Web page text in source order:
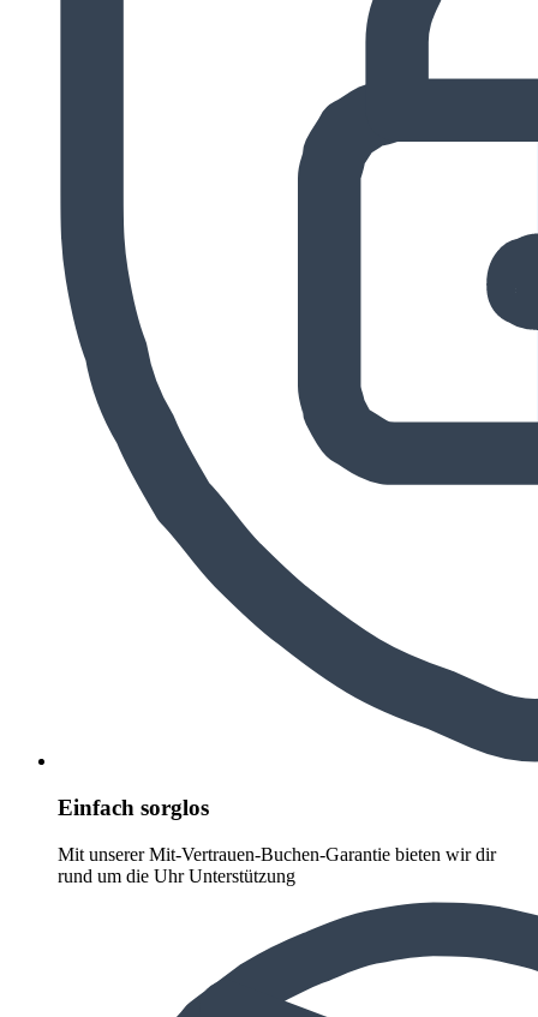
Einfach sorglos
Mit unserer Mit-Vertrauen-Buchen-Garantie bieten wir dir
rund um die Uhr Unterstützung